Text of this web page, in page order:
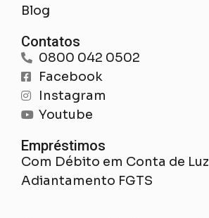
Blog
Contatos
0800 042 0502
Facebook
Instagram
Youtube
Empréstimos
Com Débito em Conta de Luz
Adiantamento FGTS